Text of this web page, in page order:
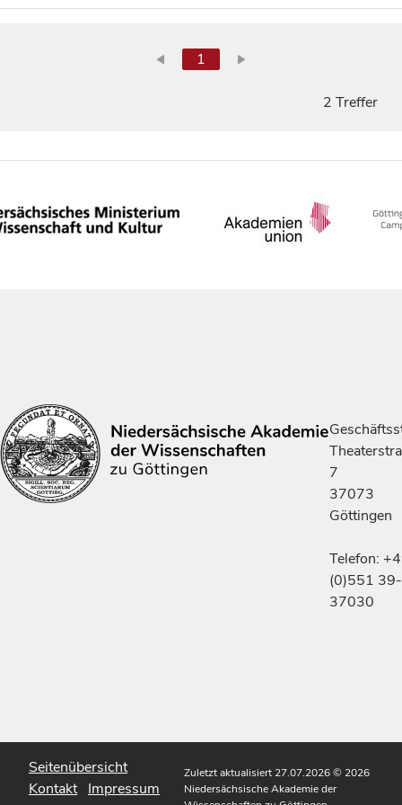
1
2 Treffer
7
37073
Göttingen
Telefon:
(0)551 39-
37030
Seitenübersicht
Kontakt Impressum
Zuletzt aktualisiert 27.07.2026© 2026
Niedersächsische Akademie der